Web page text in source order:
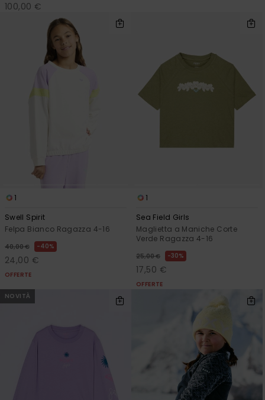
100,00 €
1
Swell Spirit
Felpa Bianco Ragazza 4-16
40,00 € 40%
24,00 €
OFFERTE
1
Sea Field Girls
Maglietta a Maniche Corte
Verde Ragazza 4-16
25,00 € 30%
17,50 €
OFFERTE
NOVITÀ